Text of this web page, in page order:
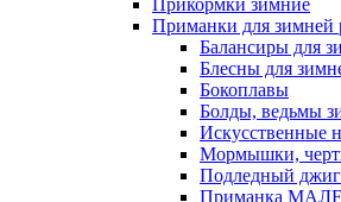
Прикормки зимние
Приманки для зимней
Балансиры для
Блесны для
Бокоплавы
Болды, ведьмы
Искусственные
Мормышки,
Подледный джиг
Приманка